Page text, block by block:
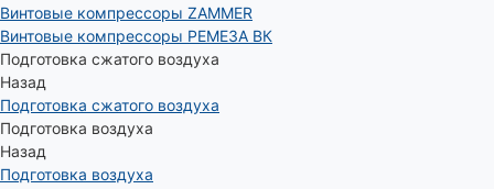
Винтовые компрессоры ZAMMER
Винтовые компрессоры РЕМЕЗА ВК
Подготовка сжатого воздуха
Назад
Подготовка сжатого воздуха
Подготовка воздуха
Назад
Подготовка воздуха